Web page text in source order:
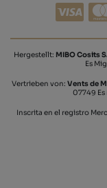
Hergestellt: MIBO Cosits
Es
Vertrieben von: Vents de
07749 Es
Inscrita en el registro